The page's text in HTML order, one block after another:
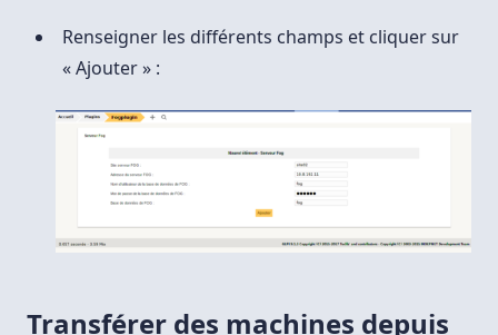
Renseigner les différents champs et cliquer sur
« Ajouter » :
Transférer des machines depuis